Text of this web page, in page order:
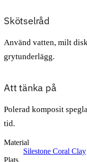
Skötselråd
Använd vatten, milt
grytunderlägg.
Att tänka på
Polerad komposit
tid.
Material
Silestone Coral Clay
Plats